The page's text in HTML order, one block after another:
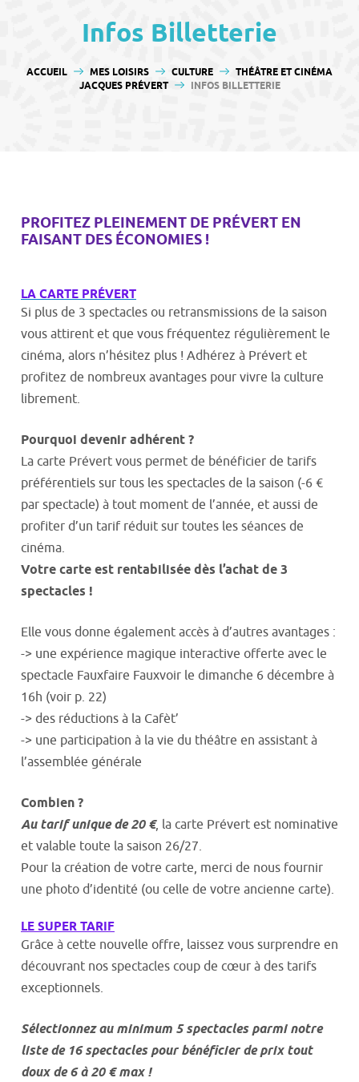
Infos Billetterie
VOUS ÊTES ICI :
ACCUEIL MES LOISIRS CULTURE
THÉÂTRE ET CINÉMA
JACQUES PRÉVERT
INFOS BILLETTERIE
PROFITEZ PLEINEMENT DE PRÉVERT EN
FAISANT DES ÉCONOMIES !
LA CARTE PRÉVERT
Si plus de 3 spectacles ou retransmissions de la saison
vous attirent et que vous fréquentez régulièrement le
cinéma, alors n’hésitez plus ! Adhérez à Prévert et
profitez de nombreux avantages pour vivre la culture
librement.
Pourquoi devenir adhérent ?
La carte Prévert vous permet de bénéficier de tarifs
préférentiels sur tous les spectacles de la saison (-6 €
par spectacle) à tout moment de l’année, et aussi de
profiter d’un tarif réduit sur toutes les séances de
cinéma.
Votre carte est rentabilisée dès l’achat de 3
spectacles !
Elle vous donne également accès à d’autres avantages :
-> une expérience magique interactive offerte avec le
spectacle Fauxfaire Fauxvoir le dimanche 6 décembre à
16h (voir p. 22)
-> des réductions à la Cafèt’
-> une participation à la vie du théâtre en assistant à
l’assemblée générale
Combien ?
Au tarif unique de 20 €, la carte Prévert est nominative
et valable toute la saison 26/27.
Pour la création de votre carte, merci de nous fournir
une photo d’identité (ou celle de votre ancienne carte).
LE SUPER TARIF
Grâce à cette nouvelle offre, laissez vous surprendre en
découvrant nos spectacles coup de cœur à des tarifs
exceptionnels.
Sélectionnez au minimum 5 spectacles parmi notre
liste de 16 spectacles pour bénéficier de prix tout
doux de 6 à 20 € max !